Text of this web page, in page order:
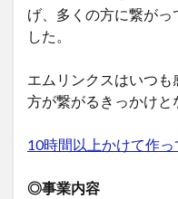
げ、多くの方に繋がっ
した。
エムリンクスはいつ
方が繋がるきっかけと
10時間以上かけて作
◎事業内容